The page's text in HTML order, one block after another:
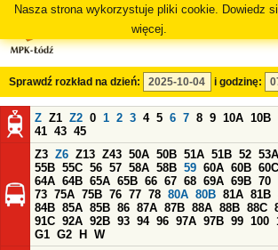
Nasza strona wykorzystuje pliki cookie. Dowiedz
więcej.
Sprawdź rozkład na dzień: i godzinę:
Z Z1 Z2 0 1 2 3 4 5 6 7 8 9 10A 10B
41 43 45
Z3 Z6 Z13 Z43 50A 50B 51A 51B 52 53A
55B 55C 56 57 58A 58B 59 60A 60B 60C
64A 64B 65A 65B 66 67 68 69A 69B 70
73 75A 75B 76 77 78 80A 80B 81A 81B
84B 85A 85B 86 87A 87B 88A 88B 88C
91C 92A 92B 93 94 96 97A 97B 99 100
G1 G2 H
W